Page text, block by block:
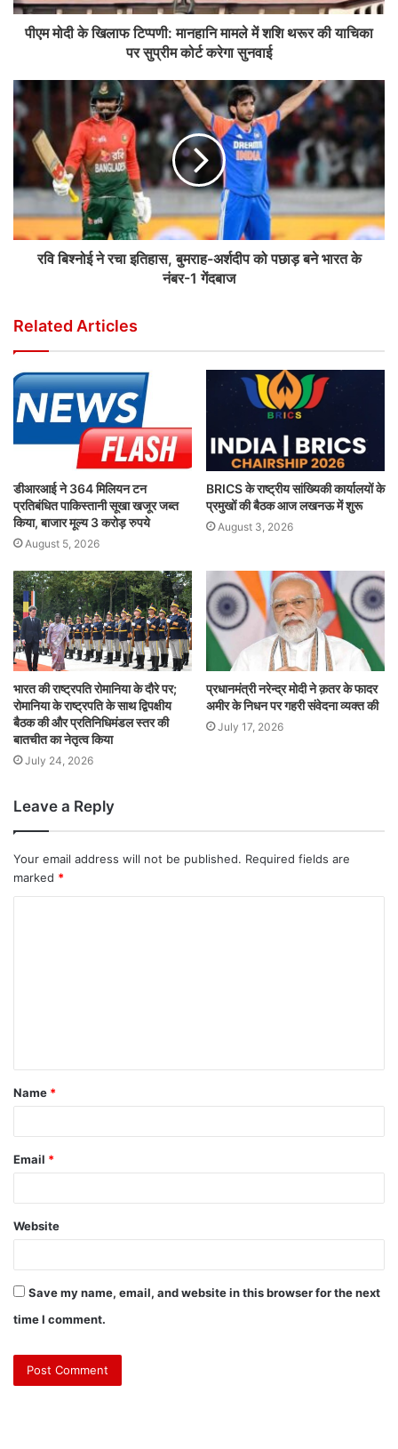
पीएम मोदी के खिलाफ टिप्पणी: मानहानि मामले में शशि थरूर की याचिका
पर सुप्रीम कोर्ट करेगा सुनवाई
रवि बिश्नोई ने रचा इतिहास, बुमराह-अर्शदीप को पछाड़ बने भारत के
नंबर-1 गेंदबाज
Related Articles
डीआरआई ने 364 मिलियन टन
प्रतिबंधित पाकिस्तानी सूखा खजूर जब्त
किया, बाजार मूल्य 3 करोड़ रुपये
August 5, 2026
BRICS के राष्ट्रीय सांख्यिकी कार्यालयों के
प्रमुखों की बैठक आज लखनऊ में शुरू
August 3, 2026
भारत की राष्ट्रपति रोमानिया के दौरे पर;
रोमानिया के राष्ट्रपति के साथ द्विपक्षीय
बैठक की और प्रतिनिधिमंडल स्‍तर की
बातचीत का नेतृत्व किया
July 24, 2026
प्रधानमंत्री नरेन्द्र मोदी ने क़तर के फादर
अमीर के निधन पर गहरी संवेदना व्यक्त की
July 17, 2026
Leave a Reply
Your email address will not be published. Required fields are
marked *
Name *
Email *
Website
Save my name, email, and website in this browser for the next
time I comment.